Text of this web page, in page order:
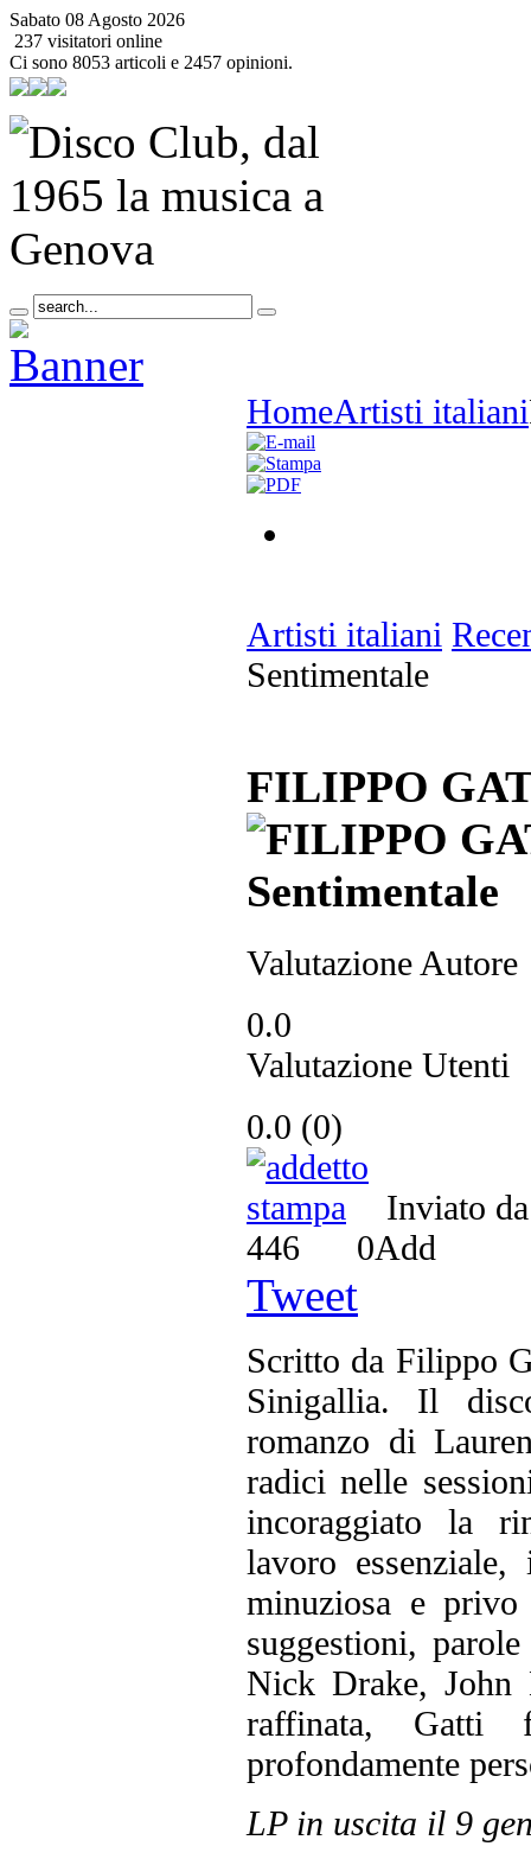
Sabato 08 Agosto 2026
237 visitatori online
Ci sono 8053 articoli e 2457 opinioni.
HomeArtisti italiani
Artisti italiani
Sentimentale
FILIPPO
Valutazione Autore
0.0
Valutazione Utenti
0.0 (0)
Inviato
446
0Add
Tweet
Scritto da Filippo
Sinigallia. Il
romanzo di
radici nelle
incoraggiato la
lavoro
minuziosa e
suggestioni,
Nick Drake, John
raffinata, Gatti
profondamente
LP in uscita il 9